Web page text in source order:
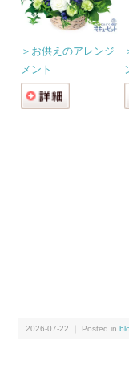
＞お供えのアレンジ
メント
2026-07-22 ｜ Posted in